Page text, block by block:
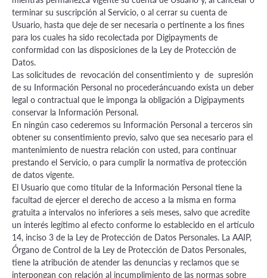
terminar su suscripción al Servicio, o al cerrar su cuenta de
Usuario, hasta que deje de ser necesaria o pertinente a los fines
para los cuales ha sido recolectada por Digipayments de
conformidad con las disposiciones de la Ley de Protección de
Datos.
Las solicitudes de revocación del consentimiento y de supresión
de su Información Personal no procederáncuando exista un deber
legal o contractual que le imponga la obligación a Digipayments
conservar la Información Personal.
En ningún caso cederemos su Información Personal a terceros sin
obtener su consentimiento previo, salvo que sea necesario para el
mantenimiento de nuestra relación con usted, para continuar
prestando el Servicio, o para cumplir la normativa de protección
de datos vigente.
El Usuario que como titular de la Información Personal tiene la
facultad de ejercer el derecho de acceso a la misma en forma
gratuita a intervalos no inferiores a seis meses, salvo que acredite
un interés legítimo al efecto conforme lo establecido en el artículo
14, inciso 3 de la Ley de Protección de Datos Personales. La AAIP,
Órgano de Control de la Ley de Protección de Datos Personales,
tiene la atribución de atender las denuncias y reclamos que se
interpongan con relación al incumplimiento de las normas sobre